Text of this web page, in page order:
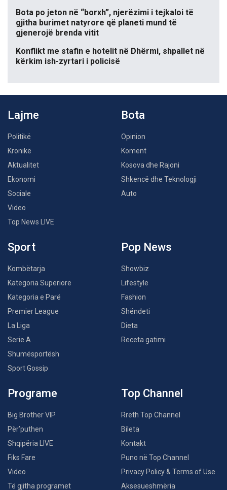
Bota po jeton në “borxh”, njerëzimi i tejkaloi të
gjitha burimet natyrore që planeti mund të
gjenerojë brenda vitit
Konflikt me stafin e hotelit në Dhërmi, shpallet në
kërkim ish-zyrtari i policisë
Lajme
Politikë
Kronikë
Aktualitet
Ekonomi
Sociale
Video
Top News LIVE
Bota
Opinion
Koment
Kosova dhe Rajoni
Shkencë dhe Teknologji
Auto
Sport
Kombëtarja
Kategoria Superiore
Kategoria e Parë
Premier League
La Liga
Serie A
Shumësportësh
Sport Gossip
Pop News
Showbiz
Lifestyle
Fashion
Shëndeti
Dieta
Receta gatimi
Programe
Big Brother VIP
Për’puthen
Shqipëria LIVE
Fiks Fare
Video
Të gjitha programet
Top Channel
Rreth Top Channel
Bileta
Kontakt
Puno në Top Channel
Privacy Policy & Terms of Use
Aksesueshmëria